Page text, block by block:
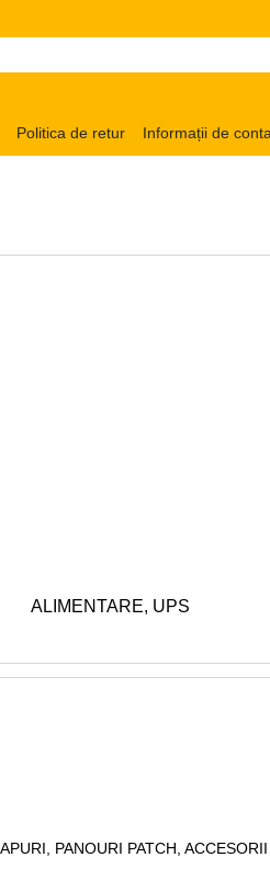
Politica de retur Informații de
ALIMENTARE, UPS